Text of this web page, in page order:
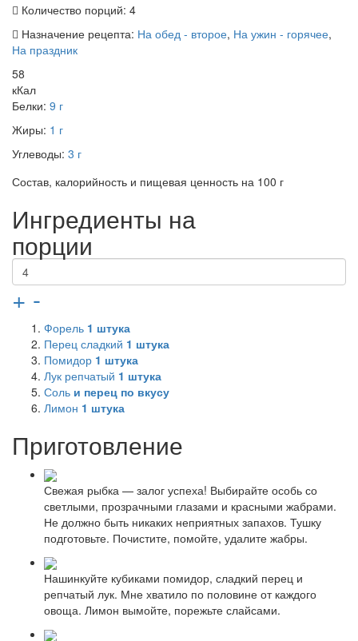
Количество порций: 4
Назначение рецепта: На обед - второе, На ужин - горячее,
На праздник
58
кКал
Белки: 9 г
Жиры: 1 г
Углеводы: 3 г
Состав, калорийность и пищевая ценность на 100 г
Ингредиенты на
порции
+ -
Форель 1 штука
Перец сладкий 1 штука
Помидор 1 штука
Лук репчатый 1 штука
Соль и перец по вкусу
Лимон 1 штука
Приготовление
Свежая рыбка — залог успеха! Выбирайте особь со
светлыми, прозрачными глазами и красными жабрами.
Не должно быть никаких неприятных запахов. Тушку
подготовьте. Почистите, помойте, удалите жабры.
Нашинкуйте кубиками помидор, сладкий перец и
репчатый лук. Мне хватило по половине от каждого
овоща. Лимон вымойте, порежьте слайсами.